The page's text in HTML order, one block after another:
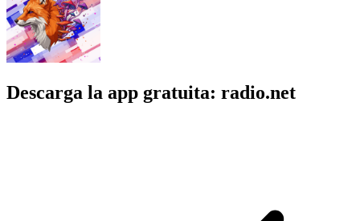
Descarga la app gratuita: radio.net